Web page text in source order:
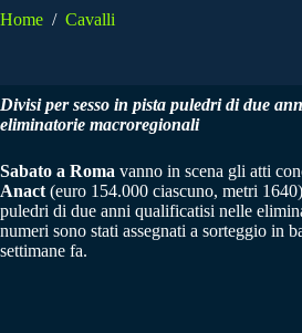
Home / Cavalli
Divisi per sesso in pista puledri di due
eliminatorie macroregionali
Sabato a Roma vanno in scena gli atti
Anact (euro 154.000 ciascuno, metri
puledri di due anni qualificatisi nelle
numeri sono stati assegnati a sorteggio in
settimane fa.